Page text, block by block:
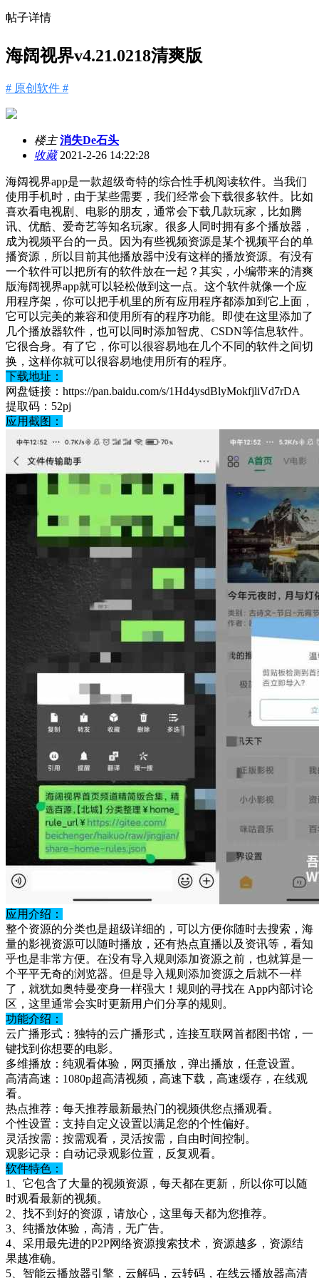
帖子详情
海阔视界v4.21.0218清爽版
# 原创软件 #
楼主 消失De石头
收藏2021-2-26 14:22:28
海阔视界app是一款超级奇特的综合性手机阅读软件。当我们
使用手机时，由于某些需要，我们经常会下载很多软件。比如
喜欢看电视剧、电影的朋友，通常会下载几款玩家，比如腾
讯、优酷、爱奇艺等知名玩家。很多人同时拥有多个播放器，
成为视频平台的一员。因为有些视频资源是某个视频平台的单
播资源，所以目前其他播放器中没有这样的播放资源。有没有
一个软件可以把所有的软件放在一起？其实，小编带来的清爽
版海阔视界app就可以轻松做到这一点。这个软件就像一个应
用程序架，你可以把手机里的所有应用程序都添加到它上面，
它可以完美的兼容和使用所有的程序功能。即使在这里添加了
几个播放器软件，也可以同时添加智虎、CSDN等信息软件。
它很合身。有了它，你可以很容易地在几个不同的软件之间切
换，这样你就可以很容易地使用所有的程序。
下载地址：
网盘链接：https://pan.baidu.com/s/1Hd4ysdBlyMokfjliVd7rDA
提取码：52pj
应用截图：
应用介绍：
整个资源的分类也是超级详细的，可以方便你随时去搜索，海
量的影视资源可以随时播放，还有热点直播以及资讯等，看知
乎也是非常方便。在没有导入规则添加资源之前，也就算是一
个平平无奇的浏览器。但是导入规则添加资源之后就不一样
了，就犹如奥特曼变身一样强大！规则的寻找在 App内部讨论
区，这里通常会实时更新用户们分享的规则。
功能介绍：
云广播形式：独特的云广播形式，连接互联网首都图书馆，一
键找到你想要的电影。
多维播放：纯观看体验，网页播放，弹出播放，任意设置。
高清高速：1080p超高清视频，高速下载，高速缓存，在线观
看。
热点推荐：每天推荐最新最热门的视频供您点播观看。
个性设置：支持自定义设置以满足您的个性偏好。
灵活按需：按需观看，灵活按需，自由时间控制。
观影记录：自动记录观影位置，反复观看。
软件特色：
1、它包含了大量的视频资源，每天都在更新，所以你可以随
时观看最新的视频。
2、找不到好的资源，请放心，这里每天都为您推荐。
3、纯播放体验，高清，无广告。
4、采用最先进的P2P网络资源搜索技术，资源越多，资源结
果越准确。
5、智能云播放器引擎，云解码，云转码，在线云播放器高清